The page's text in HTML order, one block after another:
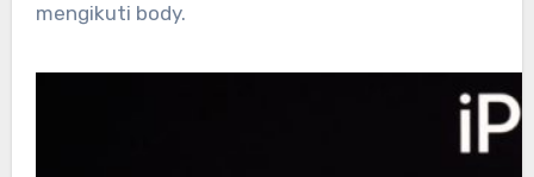
mengikuti body.